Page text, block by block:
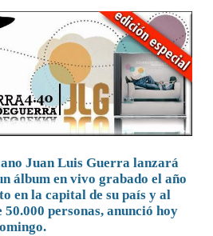
Juan Luis Guerra lanzará
álbum en vivo grabado el año
en la capital de su país y al
50.000 personas, anunció hoy